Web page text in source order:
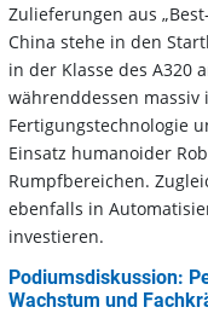
Zulieferungen aus
China stehe in den
in der Klasse des A320
währenddessen massiv
Fertigungstechnologie
Einsatz humanoider
Rumpfbereichen.
ebenfalls in
investieren.
Podiumsdiskussion:
Wachstum und